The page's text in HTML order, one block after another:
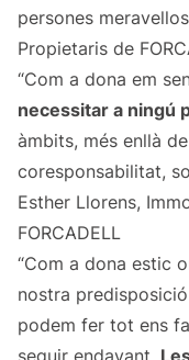
persones
Propietaris de
“Com a dona em
necessitar a ningú
àmbits, més enllà
coresponsabilitat,
Esther Llorens,
FORCADELL
“Com a dona estic
nostra
podem fer tot ens